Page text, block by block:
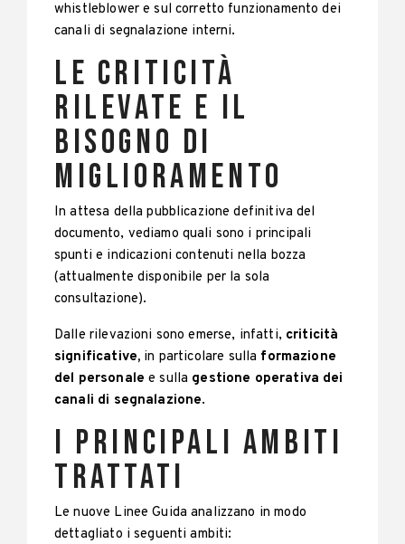
whistleblower e sul corretto funzionamento dei
canali di segnalazione interni.
Le criticità
rilevate e il
bisogno di
miglioramento
In attesa della pubblicazione definitiva del
documento, vediamo quali sono i principali
spunti e indicazioni contenuti nella bozza
(attualmente disponibile per la sola
consultazione).
Dalle rilevazioni sono emerse, infatti, criticità
significative, in particolare sulla formazione
del personale e sulla gestione operativa dei
canali di segnalazione.
I principali ambiti
trattati
Le nuove Linee Guida analizzano in modo
dettagliato i seguenti ambiti: